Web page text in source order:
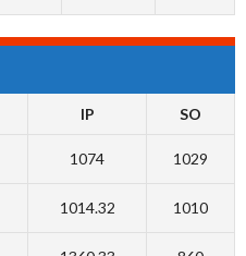
IP SO
1074 1029
1014.32 1010